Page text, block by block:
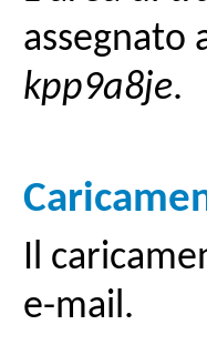
assegnato
kpp9a8je.
Il
e-mail.